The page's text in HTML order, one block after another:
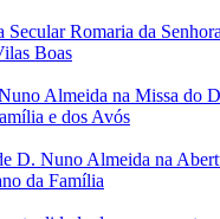
Secular Romaria da
Boas
Almeida na Missa do
e dos Avós
D. Nuno Almeida na
da Família